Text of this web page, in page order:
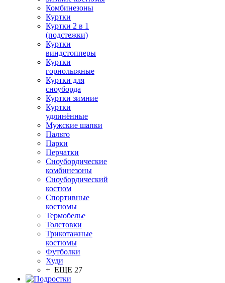
Комбинезоны
Куртки
Куртки 2 в 1
(подстежки)
Куртки
виндстопперы
Куртки
горнолыжные
Куртки для
сноуборда
Куртки зимние
Куртки
удлинённые
Мужские шапки
Пальто
Парки
Перчатки
Сноубордические
комбинезоны
Сноубордический
костюм
Спортивные
костюмы
Термобелье
Толстовки
Трикотажные
костюмы
Футболки
Худи
+ ЕЩЕ 27